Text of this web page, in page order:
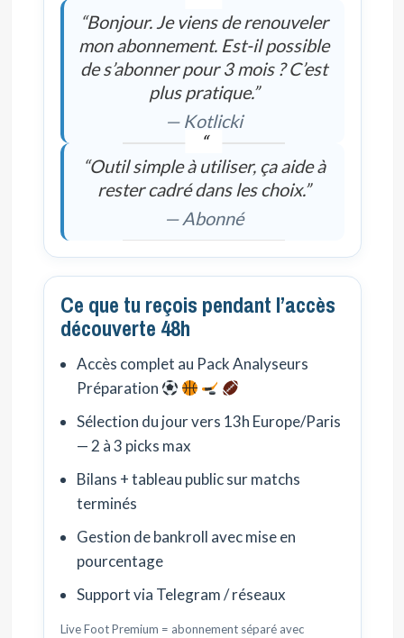
“Bonjour. Je viens de renouveler
mon abonnement. Est-il possible
de s’abonner pour 3 mois ? C’est
plus pratique.”
— Kotlicki
“Outil simple à utiliser, ça aide à
rester cadré dans les choix.”
— Abonné
Ce que tu reçois pendant l’accès
découverte 48h
Accès complet au Pack Analyseurs
Préparation
Sélection du jour vers 13h Europe/Paris
— 2 à 3 picks max
Bilans + tableau public sur matchs
terminés
Gestion de bankroll avec mise en
pourcentage
Support via Telegram / réseaux
Live Foot Premium = abonnement séparé avec